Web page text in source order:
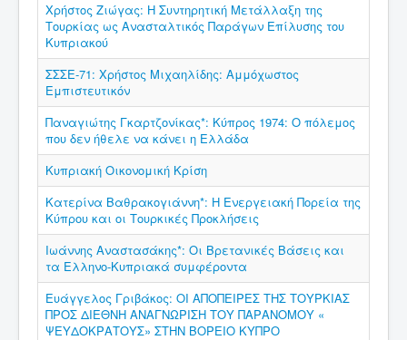
Χρήστος Ζιώγας: Η Συντηρητική Μετάλλαξη της
Τουρκίας ως Ανασταλτικός Παράγων Επίλυσης του
Κυπριακού
ΣΣΣΕ-71: Χρήστος Μιχαηλίδης: Αμμόχωστος
Εμπιστευτικόν
Παναγιώτης Γκαρτζονίκας*: Κύπρος 1974: Ο πόλεμος
που δεν ήθελε να κάνει η Ελλάδα
Κυπριακή Οικονομική Κρίση
Κατερίνα Βαθρακογιάννη*: Η Ενεργειακή Πορεία της
Κύπρου και οι Τουρκικές Προκλήσεις
Ιωάννης Αναστασάκης*: Οι Βρετανικές Βάσεις και
τα Ελληνο-Κυπριακά συμφέροντα
Ευάγγελος Γριβάκος: ΟΙ ΑΠΟΠΕΙΡΕΣ ΤΗΣ ΤΟΥΡΚΙΑΣ
ΠΡΟΣ ΔΙΕΘΝΗ ΑΝΑΓΝΩΡΙΣΗ ΤΟΥ ΠΑΡΑΝΟΜΟΥ «
ΨΕΥΔΟΚΡΑΤΟΥΣ» ΣΤΗΝ ΒΟΡΕΙΟ ΚΥΠΡΟ